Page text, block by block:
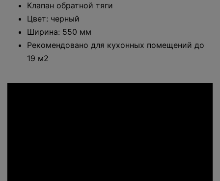
Клапан обратной тяги
Цвет: черный
Ширина: 550 мм
Рекомендовано для кухонных помещений до
19 м2